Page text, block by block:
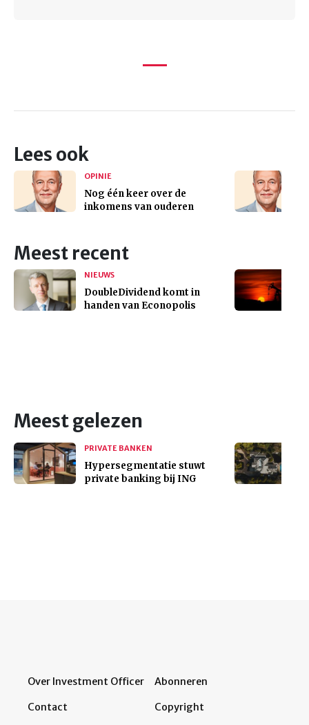
Lees ook
OPINIE
Nog één keer over de
inkomens van ouderen
Meest recent
NIEUWS
DoubleDividend komt in
handen van Econopolis
Meest gelezen
PRIVATE BANKEN
Hypersegmentatie stuwt
private banking bij ING
Over Investment Officer
Contact
Abonneren
Copyright